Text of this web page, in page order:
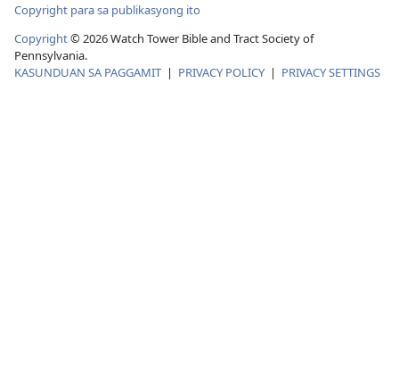
Copyright para sa publikasyong ito
Copyright© 2026 Watch Tower Bible and Tract Society of
Pennsylvania.
KASUNDUAN SA PAGGAMIT | PRIVACY POLICY | PRIVACY SETTINGS